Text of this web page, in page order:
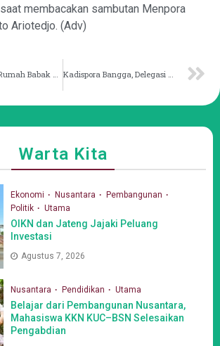
membacakan sambutan Menpora
Ariotedjo. (Adv)
Kaltim Tuan Rumah Babak Kualfikasi PON Cabor Futsal Kadispora Bangga, Delegasi Kaltim Berhasil jadi Pemuda Pelopor Nasional
Warta Kita
Ekonomi Nusantara
Pembangunan
Politik
Utama
OIKN dan Jateng Jajaki Peluang
Investasi
Agustus 7, 2026
Nusantara Pendidikan Utama
Belajar dari Pembangunan Nusantara,
Mahasiswa KKN KUC–BSN Selesaikan
Pengabdian